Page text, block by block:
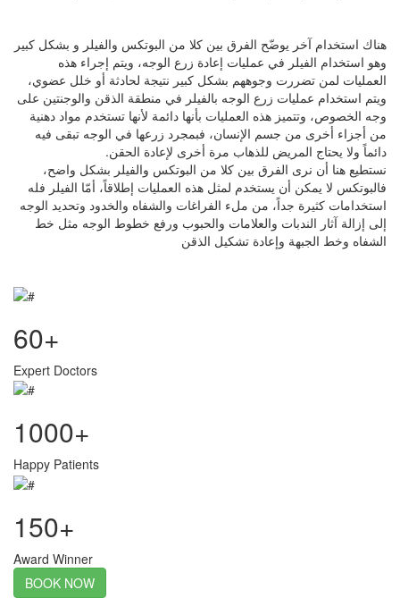
هناك استخدام آخر يوضّح الفرق بين كلا من البوتكس والفيلر و بشكل كبير
وهو استخدام الفيلر في عمليات إعادة زرع الوجه، ويتم إجراء هذه
العمليات لمن تضررت وجوههم بشكل كبير نتيجة لحادثة أو خلل عضوي،
ويتم استخدام عمليات زرع الوجه بالفيلر في منطقة الذقن والوجنتين على
وجه الخصوص، وتتميز هذه العمليات بأنها دائمة لأنها تستخدم مواد دهنية
من أجزاء أخرى من جسم الإنسان، فبمجرد زرعها في الوجه تبقى فيه
دائماً ولا يحتاج المريض للذهاب مرة أخرى لإعادة الحقن.
نستطيع هنا أن نرى الفرق بين كلا من البوتكس والفيلر بشكل واضح،
فالبوتكس لا يمكن أن يستخدم لمثل هذه العمليات إطلاقاً، أمّا الفيلر فله
استخدامات كثيرة جداً، من ملء الفراغات والشفاه والخدود وتحديد الوجه
إلى إزالة آثار الندبات والعلامات والحبوب ورفع خطوط الوجه مثل خط
الشفاه وخط الجبهة وإعادة تشكيل الذقن
60+
Expert Doctors
1000+
Happy Patients
150+
Award Winner
BOOK NOW